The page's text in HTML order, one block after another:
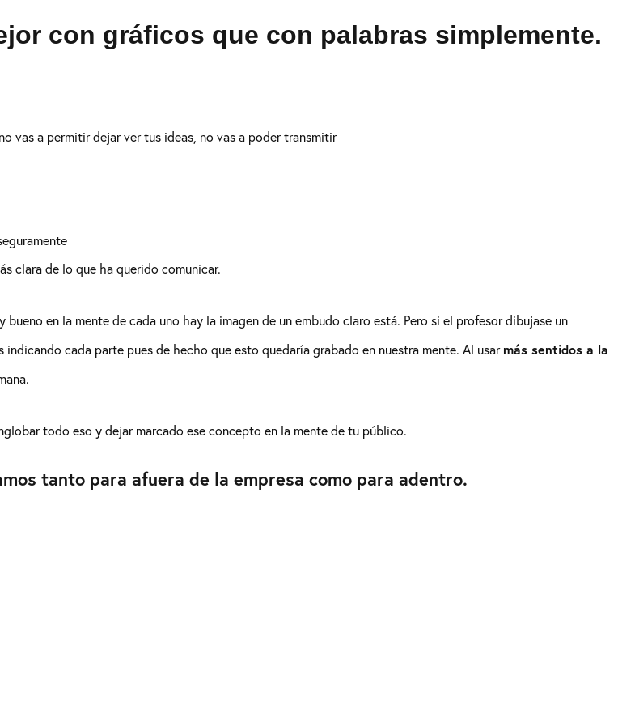
con gráficos que con palabras simplemente.
vas a permitir dejar ver tus ideas, no vas a poder transmitir
clara de lo que ha querido comunicar.
en la mente de cada uno hay la imagen de un embudo claro está. Pero si el profesor dibujase un
cada parte pues de hecho que esto quedaría grabado en nuestra mente. Al usar más sentidos a la
todo eso y dejar marcado ese concepto en la mente de tu público.
tanto para afuera de la empresa como para adentro.